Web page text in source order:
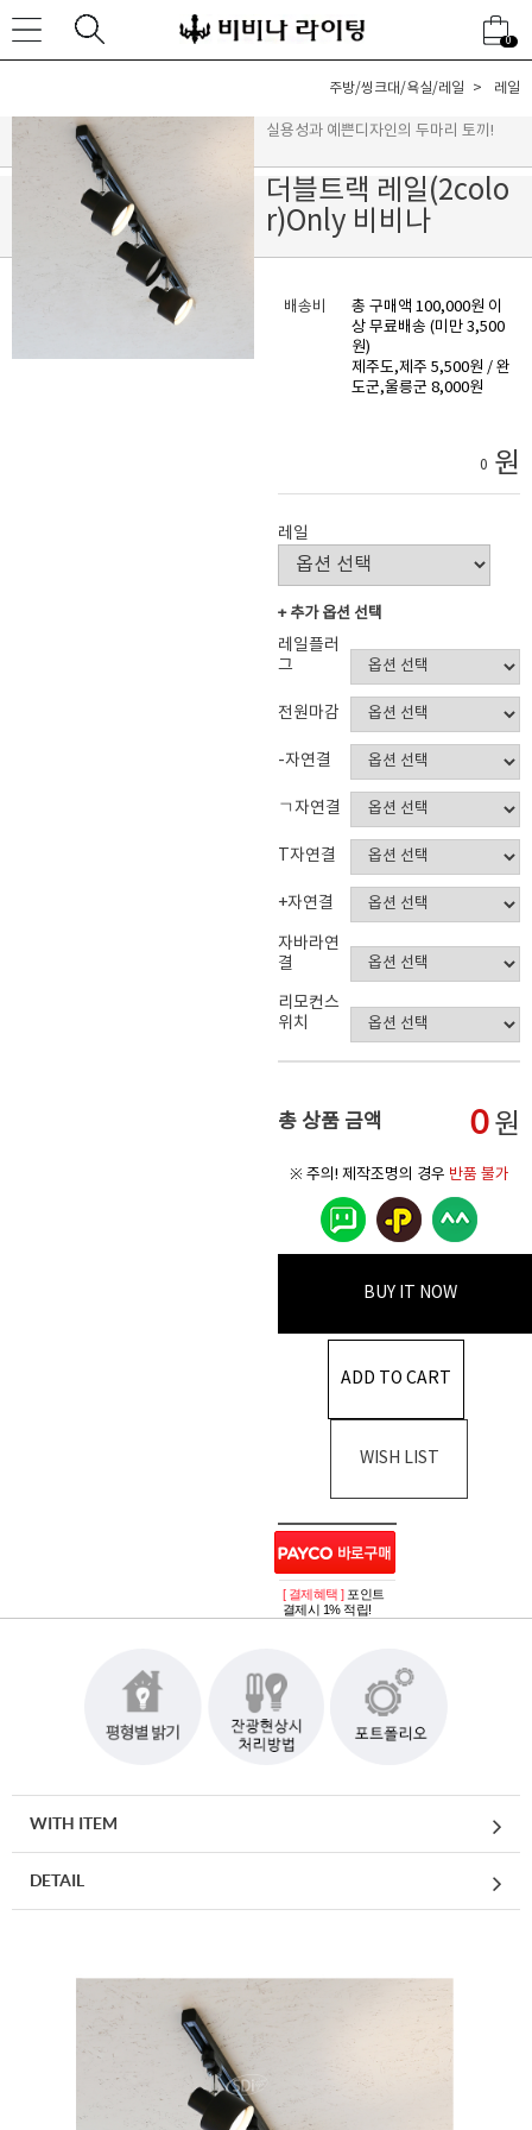
0
주방/씽크대/욕실/레일 레일
실용성과 예쁜디자인의 두마리 토끼!
더블트랙 레일(2colo
r)Only 비비나
배송비
총 구매액 100,000원 이
상 무료배송 (미만 3,500
원)
제주도,제주 5,500원 / 완
도군,울릉군 8,000원
0 원
레일
+ 추가 옵션 선택
레일플러
그
전원마감
-자연결
ㄱ자연결
T자연결
+자연결
자바라연
결
리모컨스
위치
총 상품 금액 0원
※ 주의! 제작조명의 경우 반품 불가
BUY IT NOW
ADD TO CART
WISH LIST
페이코 ID로 페
[ 결제혜택 ] 포인트
결제시 1% 적립!
WITH ITEM
DETAIL